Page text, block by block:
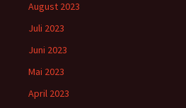
August 2023
Juli 2023
Juni 2023
Mai 2023
April 2023